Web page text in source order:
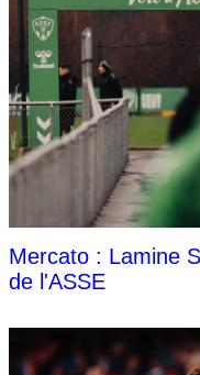
Mercato : Lamine
de l'ASSE